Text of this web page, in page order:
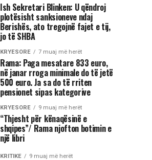
Ish Sekretari Blinken: U qëndroj
plotësisht sanksioneve ndaj
Berishës, ato tregojnë fajet e tij,
jo të SHBA
KRYESORE 7 muaj më herët
Rama: Paga mesatare 833 euro,
në janar rroga minimale do të jetë
500 euro. Ja sa do të rriten
pensionet sipas kategorive
KRYESORE 9 muaj më herët
“Thjesht për kënaqësinë e
shqipes”/ Rama njofton botimin e
një libri
KRITIKE 9 muaj më herët